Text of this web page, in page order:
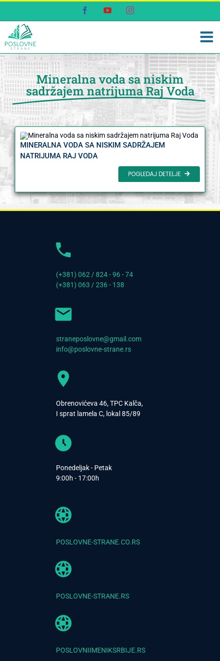
content
FacebookYouTubeInstagram
Mineralna voda sa niskim
sadržajem natrijuma Raj Voda
MINERALNA VODA SA NISKIM SADRŽAJEM
NATRIJUMA RAJ VODA
POGLEDAJ DETELJE
(+381) 062 / 824 - 96 - 74
(+381) 063 / 236 - 138
straneposlovne@gmail.com
info@poslovne-strane.rs
Obrenovićeva 46, TPC Kalča,
I sprat lamela C, lokal 85/89
Ponedeljak - Petak
9:00h - 17:00h
POSLOVNE-STRANE.CO.RS
POSLOVNE-STRANE.RS
POSLOVNIIMENIKSRBIJE.RS